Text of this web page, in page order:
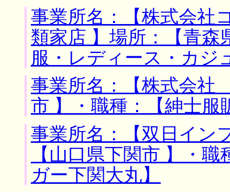
事業所名：【株式会
類家店 】場所：【青森
服・レディース・カジ
事業所名：【株式会社
市 】・職種：【紳士服
事業所名：【双日イン
【山口県下関市 】・
ガー下関大丸】